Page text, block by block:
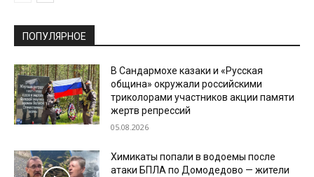
ПОПУЛЯРНОЕ
В Сандармохе казаки и «Русская
община» окружали российскими
триколорами участников акции памяти
жертв репрессий
05.08.2026
Химикаты попали в водоемы после
атаки БПЛА по Домодедово — жители